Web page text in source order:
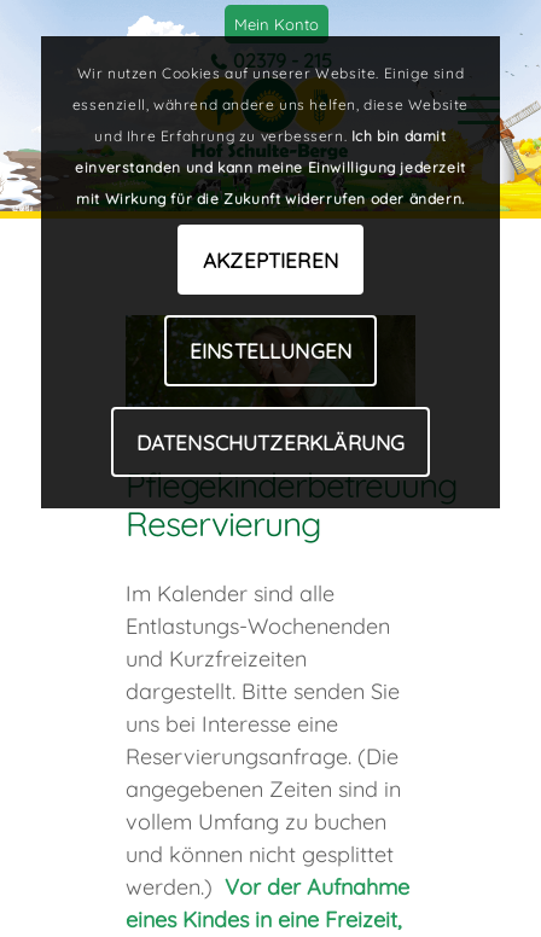
Mein Konto
02379 - 215
Pflegekinderbetreuung
Reservierung
Im Kalender sind alle
Entlastungs-Wochenenden
und Kurzfreizeiten
dargestellt. Bitte senden Sie
uns bei Interesse eine
Reservierungsanfrage. (Die
angegebenen Zeiten sind in
vollem Umfang zu buchen
und können nicht gesplittet
werden.) Vor der Aufnahme
eines Kindes in eine Freizeit,
Wir nutzen Cookies auf unserer Website. Einige sind
essenziell, während andere uns helfen, diese Website
und Ihre Erfahrung zu verbessern. Ich bin damit
einverstanden und kann meine Einwilligung jederzeit
mit Wirkung für die Zukunft widerrufen oder ändern.
AKZEPTIEREN
EINSTELLUNGEN
DATENSCHUTZERKLÄRUNG